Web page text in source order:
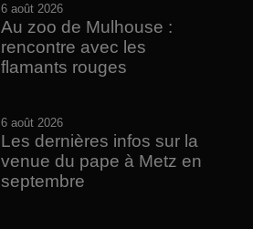
6 août 2026
Au zoo de Mulhouse :
rencontre avec les
flamants rouges
6 août 2026
Les dernières infos sur la
venue du pape à Metz en
septembre